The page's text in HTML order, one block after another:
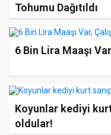
Tohumu Dağıtıldı
6 Bin Lira Maaşı
Koyunlar kediyi
oldular!